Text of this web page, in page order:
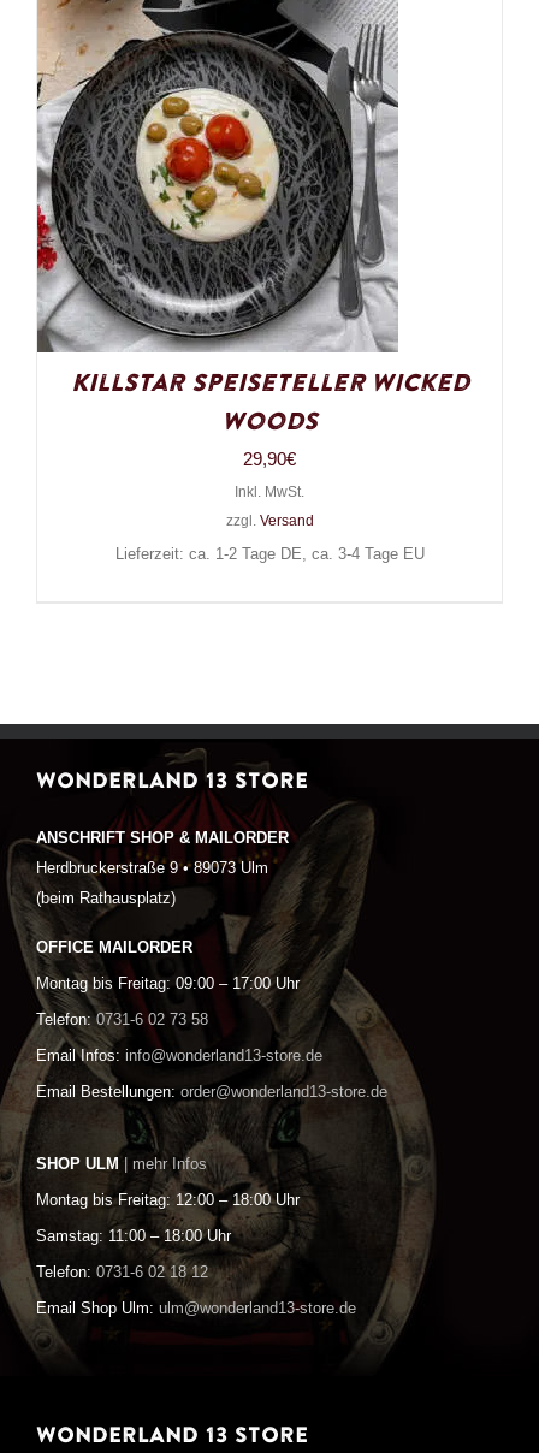
Killstar Speiseteller Wicked
Woods
29,90€
Inkl. MwSt.
zzgl. Versand
Lieferzeit: ca. 1-2 Tage DE, ca. 3-4 Tage EU
WONDERLAND 13 STORE
ANSCHRIFT SHOP & MAILORDER
Herdbruckerstraße 9 • 89073 Ulm
(beim Rathausplatz)
OFFICE MAILORDER
Montag bis Freitag: 09:00 – 17:00 Uhr
Telefon: 0731-6 02 73 58
Email Infos: info@wonderland13-store.de
Email Bestellungen: order@wonderland13-store.de
SHOP ULM | mehr Infos
Montag bis Freitag: 12:00 – 18:00 Uhr
Samstag: 11:00 – 18:00 Uhr
Telefon: 0731-6 02 18 12
Email Shop Ulm: ulm@wonderland13-store.de
WONDERLAND 13 STORE